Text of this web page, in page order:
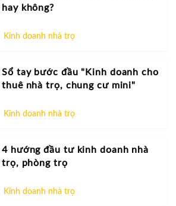
hay không?
Kinh doanh nhà trọ
Sổ tay bước đầu "Kinh doanh cho
thuê nhà trọ, chung cư mini"
Kinh doanh nhà trọ
4 hướng đầu tư kinh doanh nhà
trọ, phòng trọ
Kinh doanh nhà trọ